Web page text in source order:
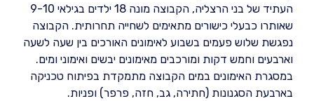
העתיד של בני הרצליה, הקבוצה מונה 18 ילדים בגילאי 9-10
שאותרו כבעלי כישורים מתאימים לשחייה תחרותית. הקבוצה
נפגשת שלוש פעמים בשבוע לאימונים האורכים בין שעה לשעה
וארבעים וחמש דקות ומורכבים מאימונים יבשים ואימוני ומים.
במסגרת האימונים במים הקבוצה מתמקדת בפיתוח טכניקה
בארבעת הסגנונות (חתירה, גב, חזה, פרפר) ופניות.